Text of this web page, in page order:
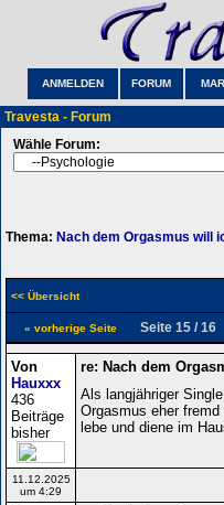
ANMELDEN FORUM
Travesta - Forum
Wähle Forum:
Thema: Nach dem Orgasmus will
<< Übersicht
« vorherige SeiteSeite 15 /
Von
Hauxxx
436
Beiträge
bisher
re: Nach dem
Als langjähriger
Orgasmus eher
lebe und diene im
11.12.2025
um 4:29